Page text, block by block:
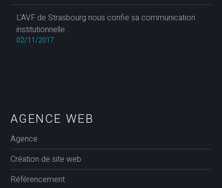
L'AVF de Strasbourg nous confie sa communication
institutionnelle...
02/11/2017
AGENCE WEB
Agence
Création de site web
Référencement